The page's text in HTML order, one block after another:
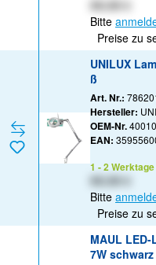
Bitte
Preise zu
UNILUX
ß
Art. Nr.:
Hersteller:
OEM-Nr.
EAN:
1 - 2 Werktage
Bitte
Preise zu
MAUL
7W schwarz